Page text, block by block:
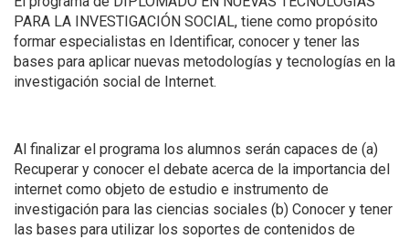
PARA LA INVESTIGACIÓN SOCIAL, tiene como propósito
formar especialistas en Identificar, conocer y tener las
bases para aplicar nuevas metodologías y tecnologías en la
investigación social de Internet.
Al finalizar el programa los alumnos serán capaces de (a)
Recuperar y conocer el debate acerca de la importancia del
internet como objeto de estudio e instrumento de
investigación para las ciencias sociales (b) Conocer y tener
las bases para utilizar los soportes de contenidos de